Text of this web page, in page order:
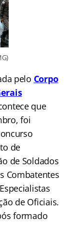
pelo Corpo
que
foi
de
de Soldados
Combatentes
de Oficiais.
formado